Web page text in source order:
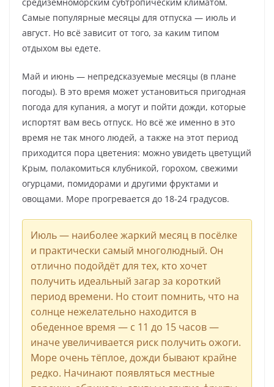
Самые популярные месяцы для отпуска — июль и
август. Но всё зависит от того, за каким типом
отдыхом вы едете.
Май и июнь — непредсказуемые месяцы (в плане
погоды). В это время может установиться пригодная
погода для купания, а могут и пойти дожди, которые
испортят вам весь отпуск. Но всё же именно в это
время не так много людей, а также на этот период
приходится пора цветения: можно увидеть цветущий
Крым, полакомиться клубникой, горохом, свежими
огурцами, помидорами и другими фруктами и
овощами. Море прогревается до 18-24 градусов.
Июль — наиболее жаркий месяц в посёлке
и практически самый многолюдный. Он
отлично подойдёт для тех, кто хочет
получить идеальный загар за короткий
период времени. Но стоит помнить, что на
солнце нежелательно находится в
обеденное время — с 11 до 15 часов —
иначе увеличивается риск получить ожоги.
Море очень тёплое, дожди бывают крайне
редко. Начинают появляться местные